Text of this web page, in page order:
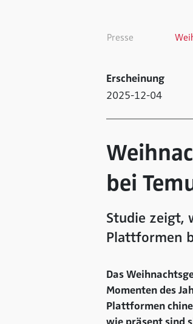
Presse
Erscheinung
2025-12-04
bei
Studie zeigt,
Plattformen
Das
Momenten des
Plattformen